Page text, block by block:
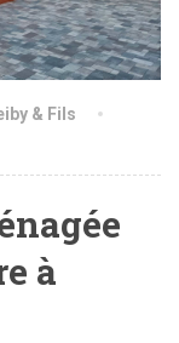
& Fils
à